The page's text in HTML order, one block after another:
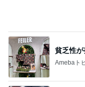
貧乏性
Amebaト